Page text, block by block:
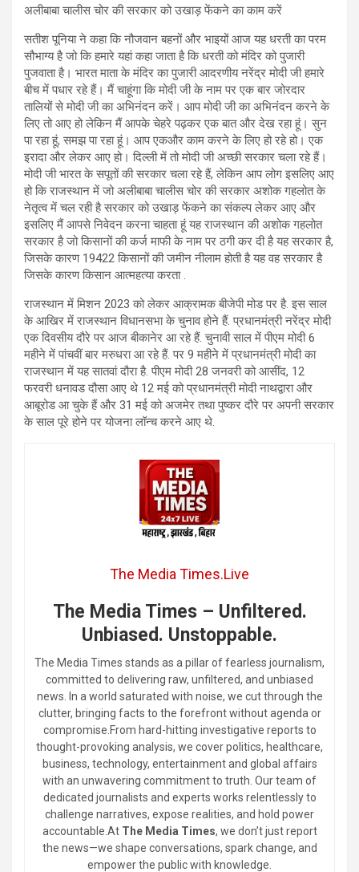
अलीबाबा चालीस चोर की सरकार को उखाड़ फेंकने का काम करें
सतीश पूनिया ने कहा कि नौजवान बहनों और भाइयों आज यह धरती का परम
सौभाग्य है जो कि हमारे यहां कहा जाता है कि धरती को मंदिर को पुजारी
पुजवाता है। भारत माता के मंदिर का पुजारी आदरणीय नरेंद्र मोदी जी हमारे
बीच में पधार रहे हैं। मैं चाहूंगा कि मोदी जी के नाम पर एक बार जोरदार
तालियों से मोदी जी का अभिनंदन करें। आप मोदी जी का अभिनंदन करने के
लिए तो आए हो लेकिन मैं आपके चेहरे पढ़कर एक बात और देख रहा हूं। सुन
पा रहा हूं, समझ पा रहा हूं। आप एकऔर काम करने के लिए हो रहे हो। एक
इरादा और लेकर आए हो। दिल्ली में तो मोदी जी अच्छी सरकार चला रहे हैं।
मोदी जी भारत के सपूतों की सरकार चला रहे हैं, लेकिन आप लोग इसलिए आए
हो कि राजस्थान में जो अलीबाबा चालीस चोर की सरकार अशोक गहलोत के
नेतृत्व में चल रही है सरकार को उखाड़ फेंकने का संकल्प लेकर आए और
इसलिए मैं आपसे निवेदन करना चाहता हूं यह राजस्थान की अशोक गहलोत
सरकार है जो किसानों की कर्ज माफी के नाम पर ठगी कर दी है यह सरकार है,
जिसके कारण 19422 किसानों की जमीन नीलाम होती है यह वह सरकार है
जिसके कारण किसान आत्महत्या करता .
राजस्थान में मिशन 2023 को लेकर आक्रामक बीजेपी मोड पर है. इस साल
के आखिर में राजस्थान विधानसभा के चुनाव होने हैं. प्रधानमंत्री नरेंद्र मोदी
एक दिवसीय दौरे पर आज बीकानेर आ रहे हैं. चुनावी साल में पीएम मोदी 6
महीने में पांचवीं बार मरुधरा आ रहे हैं. पर 9 महीने में प्रधानमंत्री मोदी का
राजस्थान में यह सातवां दौरा है. पीएम मोदी 28 जनवरी को आसींद, 12
फरवरी धनावड दौसा आए थे 12 मई को प्रधानमंत्री मोदी नाथद्वारा और
आबूरोड आ चुके हैं और 31 मई को अजमेर तथा पुष्कर दौरे पर अपनी सरकार
के साल पूरे होने पर योजना लॉन्च करने आए थे.
The Media Times.Live
The Media Times – Unfiltered.
Unbiased. Unstoppable.
The Media Times stands as a pillar of fearless journalism,
committed to delivering raw, unfiltered, and unbiased
news. In a world saturated with noise, we cut through the
clutter, bringing facts to the forefront without agenda or
compromise.From hard-hitting investigative reports to
thought-provoking analysis, we cover politics, healthcare,
business, technology, entertainment and global affairs
with an unwavering commitment to truth. Our team of
dedicated journalists and experts works relentlessly to
challenge narratives, expose realities, and hold power
accountable.At The Media Times, we don’t just report
the news—we shape conversations, spark change, and
empower the public with knowledge.